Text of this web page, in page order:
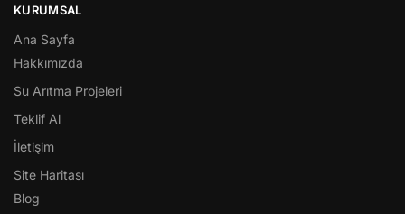
KURUMSAL
Ana Sayfa
Hakkımızda
Su Arıtma Projeleri
Teklif Al
İletişim
Site Haritası
Blog